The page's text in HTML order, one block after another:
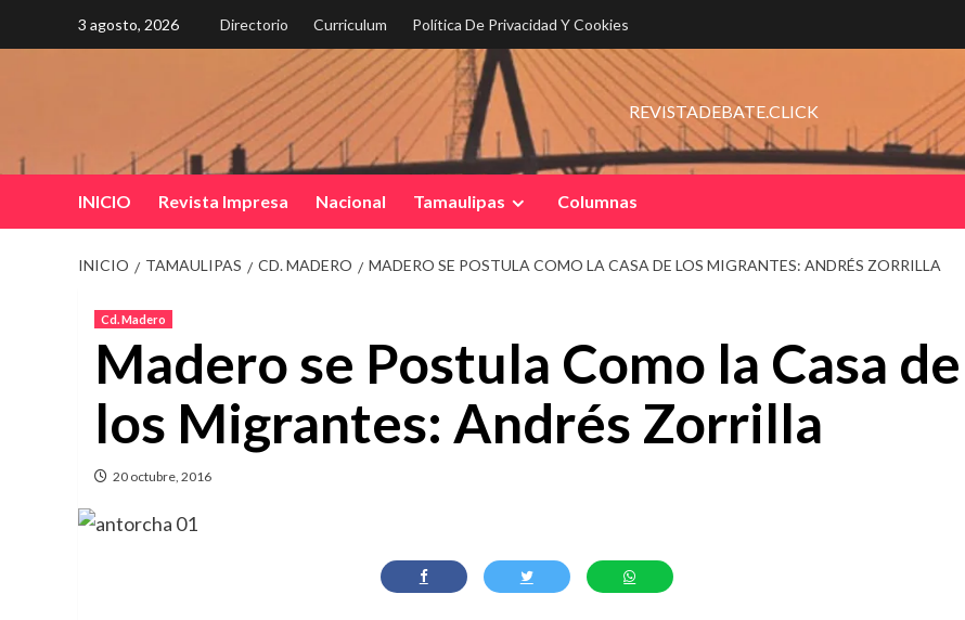
3 agosto, 2026 Directorio Curriculum Política De Privacidad Y Cookies
REVISTADEBATE.CLICK
INICIO Revista Impresa Nacional Tamaulipas Columnas
INICIO TAMAULIPAS CD. MADERO MADERO SE POSTULA COMO LA CASA DE LOS MIGRANTES: ANDRÉS ZORRILLA
Cd. Madero
Madero se Postula Como la Casa de
los Migrantes: Andrés Zorrilla
20 octubre, 2016